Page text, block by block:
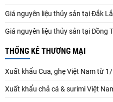
Giá nguyên liệu thủy sản tại Đắk
Giá nguyên liệu thủy sản tại
THỐNG KÊ THƯƠNG MẠI
Xuất khẩu Cua, ghẹ Việt Nam từ
Xuất khẩu chả cá & surimi Việt